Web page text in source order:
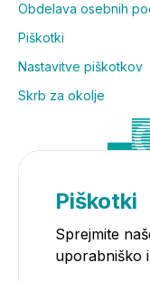
Obdelava osebnih
Piškotki
Nastavitve piškotkov
Skrb za okolje
Piškotki
Sprejmite
uporabniško